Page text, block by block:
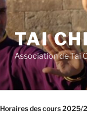
TAI
Association de Tai
Horaires des cours 2025/